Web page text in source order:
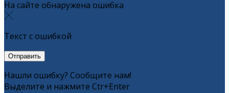
На сайте обнаружена ошибка
Текст с ошибкой
Нашли ошибку? Сообщите нам!
Выделите и нажмите Ctr+Enter